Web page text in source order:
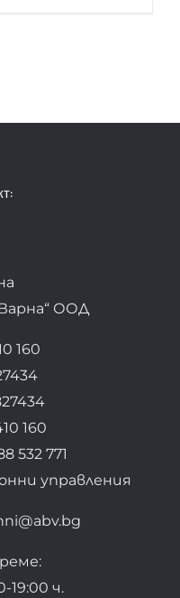
ООД
160
160
532 771
управления
19:00 ч.